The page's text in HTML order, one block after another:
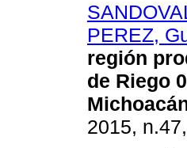
PEREZ,
región
de Riego
2015,